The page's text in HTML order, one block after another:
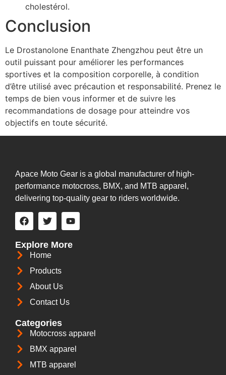
cholestérol.
Conclusion
Le Drostanolone Enanthate Zhengzhou peut être un
outil puissant pour améliorer les performances
sportives et la composition corporelle, à condition
d’être utilisé avec précaution et responsabilité. Prenez le
temps de bien vous informer et de suivre les
recommandations de dosage pour atteindre vos
objectifs en toute sécurité.
Apace Moto Gear is a global manufacturer of high-
performance motocross, BMX, and MTB apparel,
delivering top-quality gear to riders worldwide.
Explore More
Home
Products
About Us
Contact Us
Categories
Motocross apparel
BMX apparel
MTB apparel